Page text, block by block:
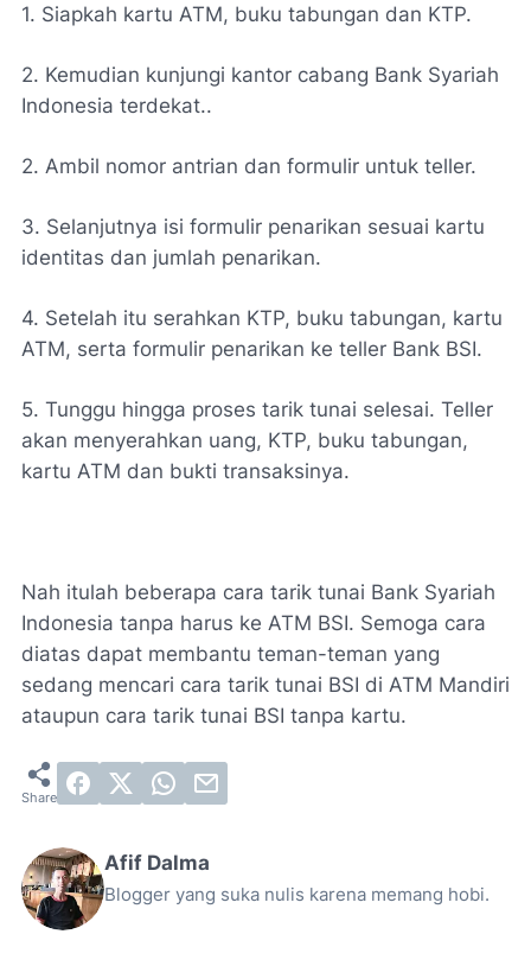
1. Siapkah kartu ATM, buku tabungan dan KTP.
2. Kemudian kunjungi kantor cabang Bank Syariah
Indonesia terdekat..
2. Ambil nomor antrian dan formulir untuk teller.
3. Selanjutnya isi formulir penarikan sesuai kartu
identitas dan jumlah penarikan.
4. Setelah itu serahkan KTP, buku tabungan, kartu
ATM, serta formulir penarikan ke teller Bank BSI.
5. Tunggu hingga proses tarik tunai selesai. Teller
akan menyerahkan uang, KTP, buku tabungan,
kartu ATM dan bukti transaksinya.
Nah itulah beberapa cara tarik tunai Bank Syariah
Indonesia tanpa harus ke ATM BSI. Semoga cara
diatas dapat membantu teman-teman yang
sedang mencari cara tarik tunai BSI di ATM Mandiri
ataupun cara tarik tunai BSI tanpa kartu.
Afif Dalma
Blogger yang suka nulis karena memang hobi.